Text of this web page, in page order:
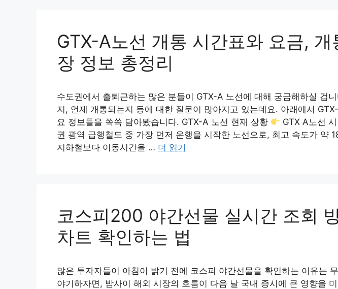
GTX-A노선 개통 시간표와 요금, 개
장 정보 총정리
수도권에서 출퇴근하는 많은 분들이 GTX-A 노선에 대해 궁금해하실 겁
지, 언제 개통되는지 등에 대한 질문이 많아지고 있는데요. 아래에서
요 정보들을 쏙쏙 담아봤습니다. GTX-A 노선 현재 상황
GTX A노선
권 광역 급행철도 중 가장 먼저 운행을 시작한 노선으로, 최고 속도가 약
지하철보다 이동시간을 … 더 읽기
코스피200 야간선물 실시간 조회
차트 확인하는 법
많은 투자자들이 아침이 밝기 전에 코스피 야간선물을 확인하는 이유는
야기하자면, 밤사이 해외 시장의 흐름이 다음 날 국내 증시에 큰 영향을